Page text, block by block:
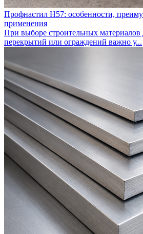
Профнастил Н57: особенности,
применения
При выборе строительных материалов
перекрытий или ограждений важно у...